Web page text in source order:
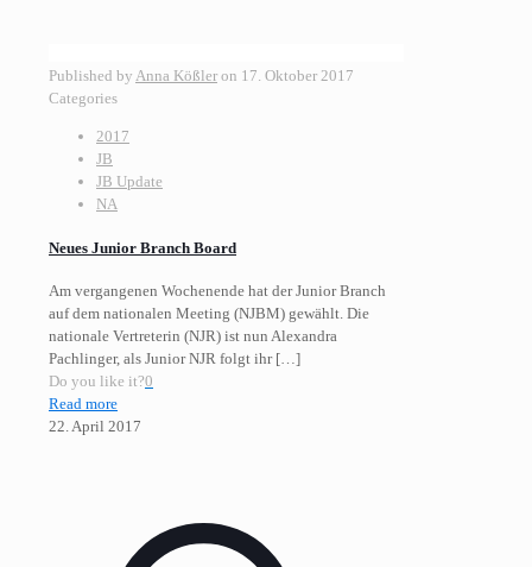
Published by Anna Kößler on 17. Oktober 2017
Categories
2017
JB
JB Update
NA
Neues Junior Branch Board
Am vergangenen Wochenende hat der Junior Branch
auf dem nationalen Meeting (NJBM) gewählt. Die
nationale Vertreterin (NJR) ist nun Alexandra
Pachlinger, als Junior NJR folgt ihr[…]
Do you like it?0
Read more
22. April 2017